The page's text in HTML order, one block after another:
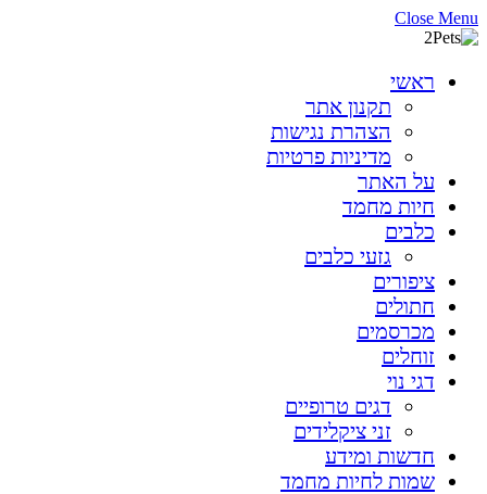
Close Menu
ראשי
תקנון אתר
הצהרת נגישות
מדיניות פרטיות
על האתר
חיות מחמד
כלבים
גזעי כלבים
ציפורים
חתולים
מכרסמים
זוחלים
דגי נוי
דגים טרופיים
זני ציקלידים
חדשות ומידע
שמות לחיות מחמד